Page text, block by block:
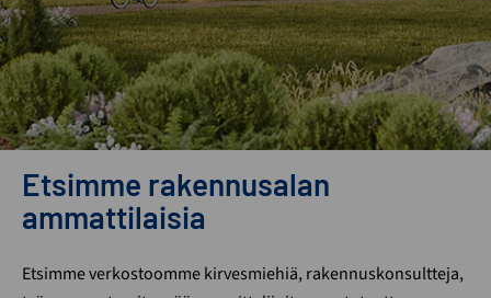
Etsimme rakennusalan
ammattilaisia
Etsimme verkostoomme kirvesmiehiä, rakennuskonsultteja,